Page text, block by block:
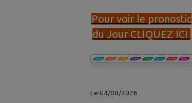
Pour voir le pronostic
du Jour CLIQUEZ ICI
Le 04/08/2026